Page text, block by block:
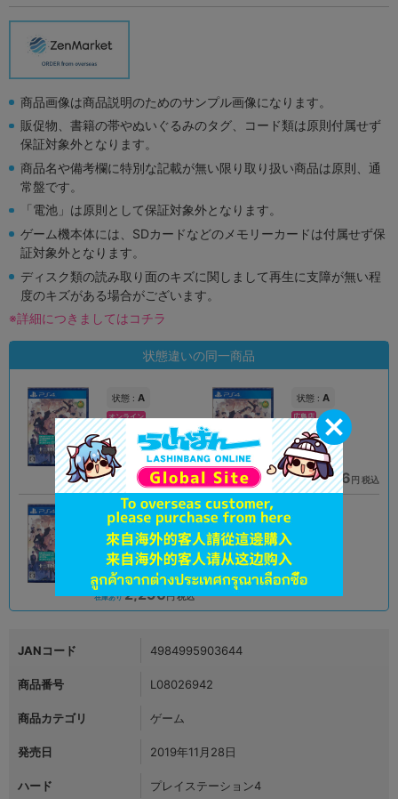
商品画像は商品説明のためのサンプル画像になります。
販促物、書籍の帯やぬいぐるみのタグ、コード類は原則付属せず
保証対象外となります。
商品名や備考欄に特別な記載が無い限り取り扱い商品は原則、通
常盤です。
「電池」は原則として保証対象外となります。
ゲーム機本体には、SDカードなどのメモリーカードは付属せず保
証対象外となります。
ディスク類の読み取り面のキズに関しまして再生に支障が無い程
度のキズがある場合がございます。
※詳細につきましてはコチラ
状態違いの同一商品
状態 : A
オンライン
品切状態 2,290 円 税込
状態 : A
広島店
在庫あり 1,856 円 税込
状態 :A
熊本店
在庫あり 2,290円 税込
JANコード 4984995903644
商品番号 L08026942
商品カテゴリ ゲーム
発売日 2019年11月28日
ハード プレイステーション4